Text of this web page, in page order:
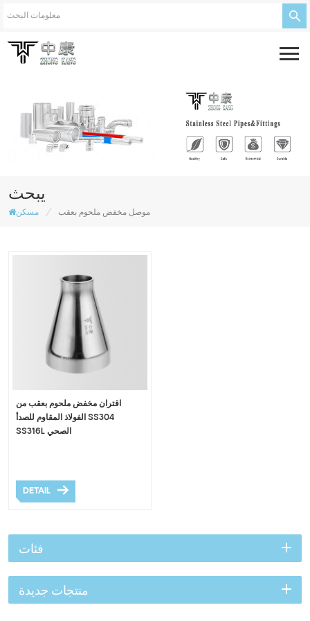
يبحث
مسكن / موصل مخفض ملحوم بعقب
اقتران مخفض ملحوم بعقب من
الفولاذ المقاوم للصدأ SS304
SS316L الصحي
DETAIL
فئات
منتجات جديدة